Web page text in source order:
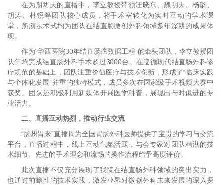
在为期两天的直播中，李立教授带领汪晓东、魏明天、杨韵、
胡涛、杜锐等团队核心成员，将手术室转化为实时互动的学术课
堂，所演示术式均为团队在结直肠微创外科领域多年深耕的成果体
现。
作为“华西医院30年结直肠癌数据工程”的牵头团队，李立教授团
队年均完成结直肠外科手术超过3000台。在遵循现代结直肠外科诊
疗规范的基础上，团队注重价值医疗与技术创新，形成了“临床实践
与个体化发展”并重的独特模式，成员多次在国家级手术视频大赛中
获奖。团队还积极利用新媒体开展医学科普，展现出与时俱进的专
业活力。
二、直播互动热烈，推动行业交流
“肠想胃来”直播周为全国胃肠外科医师提供了宝贵的学习与交流
平台，直播过程中，线上互动气氛活跃，与会专家对团队精湛的技
术细节、先进的手术理念和流畅的操作流程给予高度评价。
此次直播不仅充分展现了我院在结直肠外科领域的突出实力，
也通过前瞻性的技术实践，激发业界对微创外科未来发展的深入探